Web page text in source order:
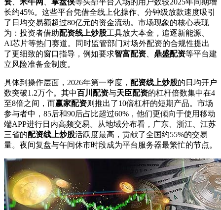
长约45%。这些平台凭借全线上化操作、分钟级放款速度吸引
了日均交易额超过80亿元的资金流动。市场现象的核心表现
为：投资者借助配资线上炒股工具放大本金，追逐新能源、
AI芯片等热门赛道。同时监管部门对场外配资的合规性提出
了更细致的窗口指导，例如要求智富配资 鼎盛配资等平台建
立风险准备金制度。
具体到操作层面，2026年第一季度， 配资线上炒股的日均开户
数突破1.2万个。其中百川配资与天臣配资的杠杆倍数集中在4
至8倍之间，而赢家配资则推出了10倍杠杆的短期产品。市场
参与者中，85后和90后占比超过60%，他们更倾向于使用移动
端APP进行日内高频交易。从地域分布看，广东、浙江、江苏
三省的配资线上炒股活跃度最高，贡献了全国约55%的交易
量。夜间复盘与午间休市时段成为平台服务器最繁忙的节点。